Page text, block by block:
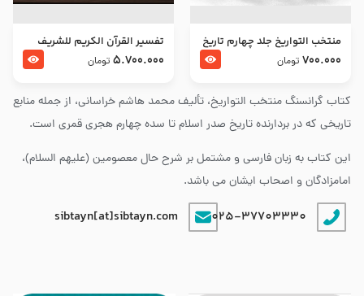
کتاب گرانسنگ منتخب التواريخ، تألیف محمد هاشم خراسانی، از جمله منابع
تاریخی که در بردارنده تاریخ صدر اسلام تا سده چهارم هجری قمری است.
این کتاب به زبان فارسی و مشتمل بر شرح حال معصومین (علیهم السلام)،
امامزادگان و اصحاب ایشان می باشد.
025-37703330
sibtayn[at]sibtayn.com
منتخب التواریخ جلد چهارم تاریخ
امام زین العابدین و امام محمد
700.000 تومان
تفسير القرآن الكريم للشريف
المرتضي قدس سرّه
5.700.000 تومان